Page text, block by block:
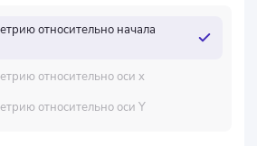
относительно начала
относительно оси x
относительно оси Y